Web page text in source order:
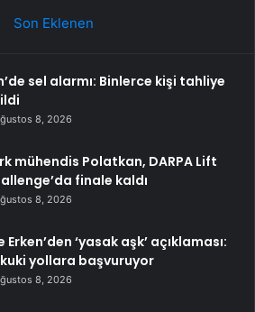
Son Eklenen
sel alarmı: Binlerce kişi tahliye
8, 2026
mühendis Polatkan, DARPA Lift
finale kaldı
8, 2026
Erken’den ‘yasak aşk’ açıklaması:
yollara başvuruyor
8, 2026